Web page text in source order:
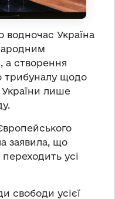
водночас Україна
а створення
трибуналу щодо
України лише
заявила, що
переходить усі
свободи усієї